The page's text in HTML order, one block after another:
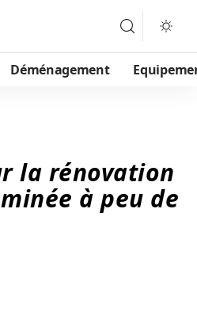
Déménagement
la rénovation
à peu de